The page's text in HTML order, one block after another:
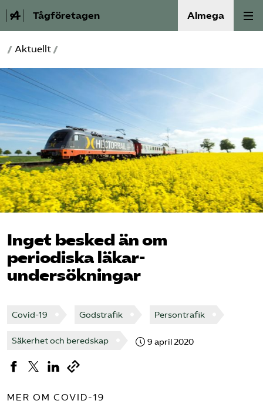
Tågföretagen Almega
Aktuellt
Reformagenda för järnvägen
Våra frågor
Aktiviteter
Om oss
Kontakt
Mina sidor (almega.se)
Bli medlem
Logga in på Arbetsgivarguiden
/ Aktuellt /
Inget besked än om
periodiska läkar­
undersökningar
Covid-19 Godstrafik Persontrafik
Säkerhet och beredskap 9 april 2020
MER OM COVID-19